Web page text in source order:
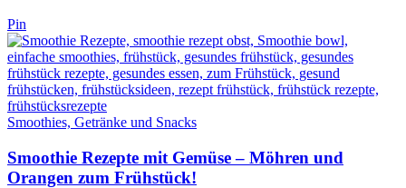
Pin
Smoothies, Getränke und Snacks
Smoothie Rezepte mit Gemüse – Möhren und
Orangen zum Frühstück!